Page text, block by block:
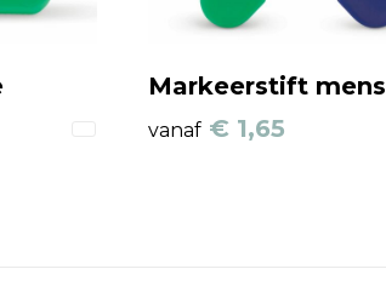
Markeerstift mens
vanaf € 1,65